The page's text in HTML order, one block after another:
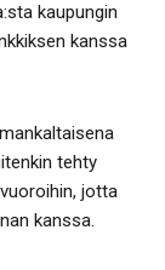
kaupungin
kanssa
tehty
jotta
kanssa.